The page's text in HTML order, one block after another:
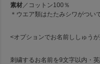
素材／コットン100％
＊ウエア類はたたみシワがつい
<オプションでお名前ししゅう
刺繍するお名前を9文字以内・英